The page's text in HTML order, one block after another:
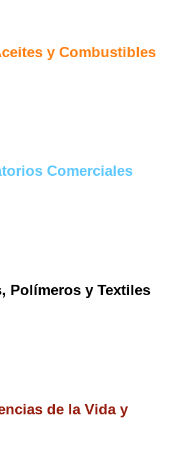
y Combustibles
Comerciales
Polímeros y Textiles
de la Vida y